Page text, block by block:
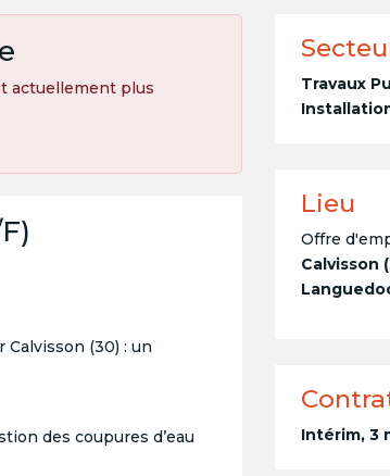
actuellement plus
(30) : un
des coupures d’eau
Travaux
Lieu
Offre
Calvisson
Intérim, 3